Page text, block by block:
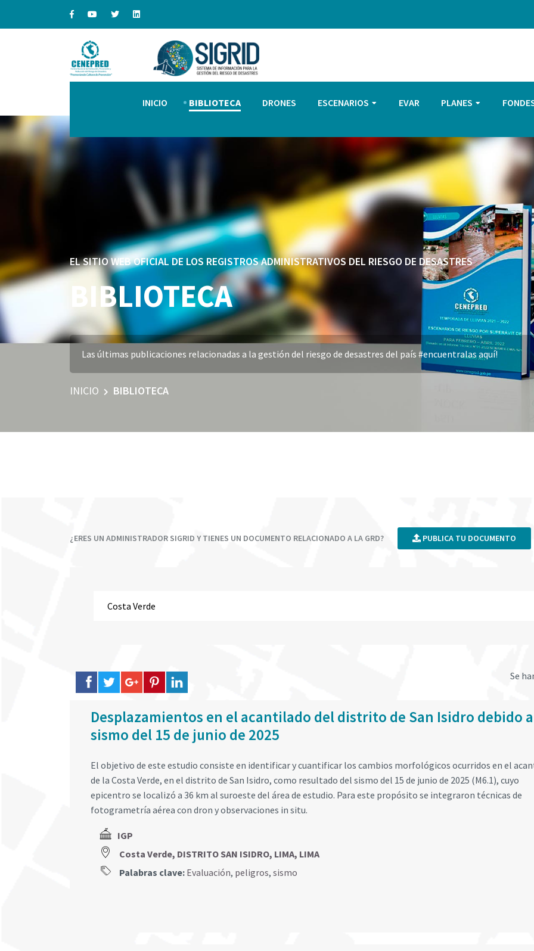
INICIO BIBLIOTECA DRONES ESCENARIOS EVAR PLANES
EL SITIO WEB OFICIAL DE LOS REGISTROS ADMINISTRATIVOS DEL RIESGO DE DESASTRES
BIBLIOTECA
Las últimas publicaciones relacionadas a la gestión del riesgo de desastres del país #encuentralas aquí!
INICIO BIBLIOTECA
¿ERES UN ADMINISTRADOR SIGRID Y TIENES UN DOCUMENTO RELACIONADO A LA GRD? PUBLICA TU DOCUMENTO
Se
Desplazamientos en el acantilado del distrito de San Isidro debido
sismo del 15 de junio de 2025
El objetivo de este estudio consiste en identificar y cuantificar los cambios morfológicos ocurridos en el
de la Costa Verde, en el distrito de San Isidro, como resultado del sismo del 15 de junio de 2025 (M6.1), cuyo
epicentro se localizó a 36 km al suroeste del área de estudio. Para este propósito se integraron técnicas de
fotogrametría aérea con dron y observaciones in situ.
IGP
Costa Verde, DISTRITO SAN ISIDRO, LIMA, LIMA
Palabras clave: Evaluación, peligros, sismo